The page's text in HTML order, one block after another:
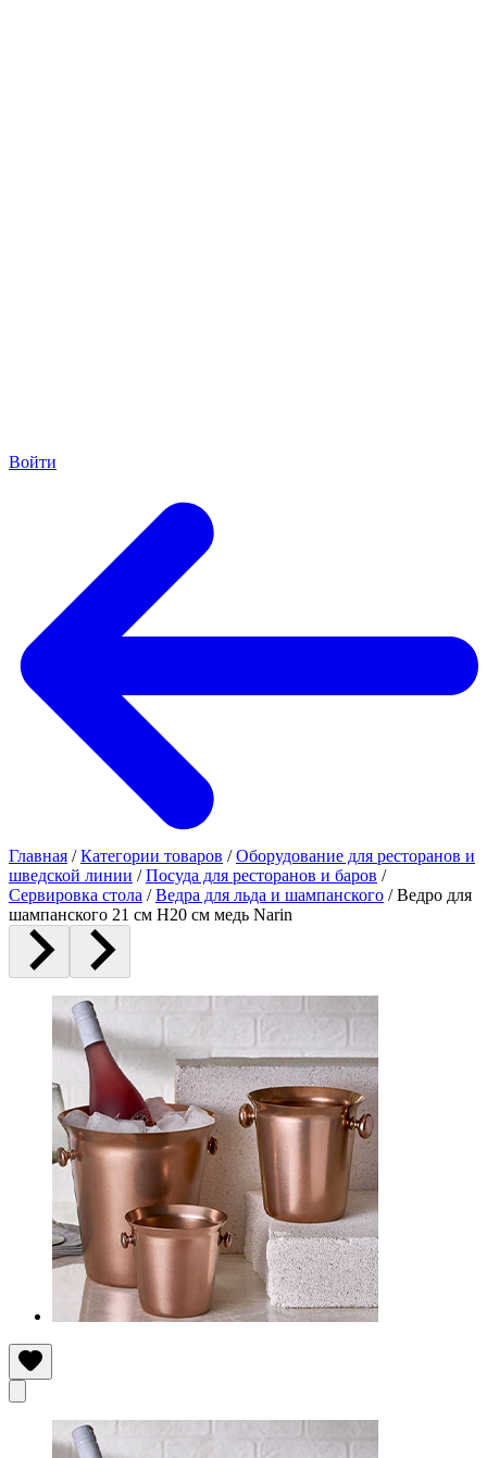
Войти
Главная / Категории товаров / Оборудование для ресторанов и
шведской линии / Посуда для ресторанов и баров /
Сервировка стола / Ведра для льда и шампанского / Ведро для
шампанского 21 см H20 см медь Narin